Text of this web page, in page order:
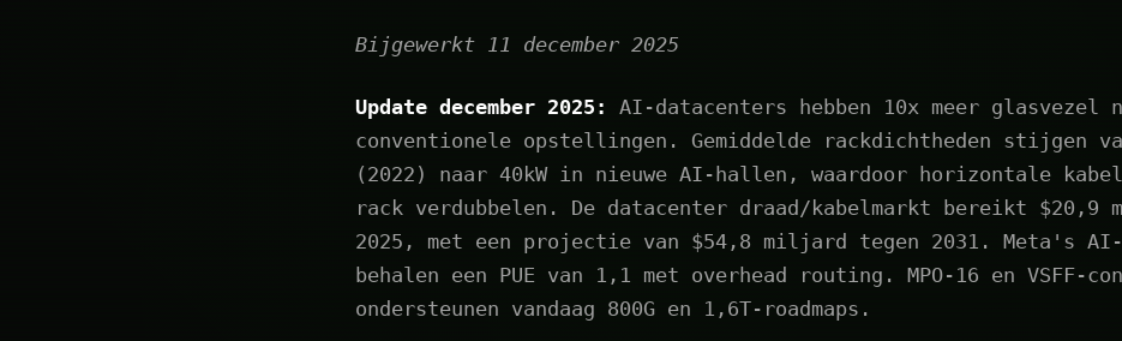
Bijgewerkt 11 december 2025
Update december 2025:
AI-datacenters hebben 10x meer glasvezel
conventionele opstellingen. Gemiddelde rackdichtheden stijgen
(2022) naar 40kW in nieuwe AI-hallen, waardoor horizontale
rack verdubbelen. De datacenter draad/kabelmarkt bereikt
2025, met een projectie van $54,8 miljard tegen 2031. Meta's
behalen een PUE van 1,1 met overhead routing. MPO-16 en VSFF-
ondersteunen vandaag 800G en 1,6T-roadmaps.